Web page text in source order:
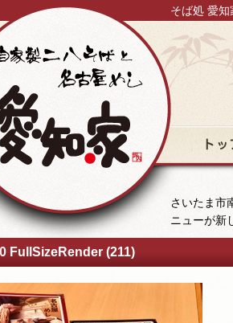
そば処 愛
さいたま市
ニューが新
FullSizeRender (211)